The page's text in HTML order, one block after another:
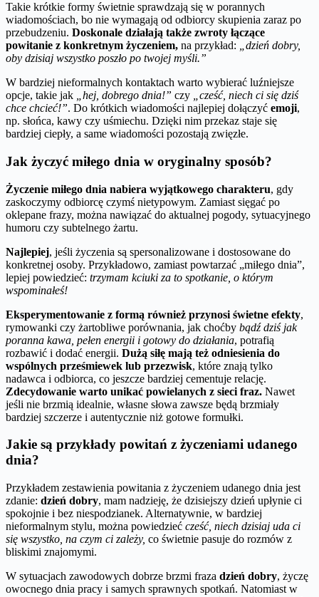
Takie krótkie formy świetnie sprawdzają się w porannych
wiadomościach, bo nie wymagają od odbiorcy skupienia zaraz po
przebudzeniu. Doskonale działają także zwroty łączące
powitanie z konkretnym życzeniem, na przykład:
„dzień dobry,
oby dzisiaj wszystko poszło po twojej myśli.”
W bardziej nieformalnych kontaktach warto wybierać luźniejsze
opcje, takie jak
„hej, dobrego dnia!” czy
„cześć, niech ci się dziś
chce chcieć!”. Do krótkich wiadomości najlepiej dołączyć emoji,
np. słońca, kawy czy uśmiechu. Dzięki nim przekaz staje się
bardziej ciepły, a same wiadomości pozostają zwięzłe.
Jak życzyć miłego dnia w oryginalny sposób?
Życzenie miłego dnia nabiera wyjątkowego charakteru, gdy
zaskoczymy odbiorcę czymś nietypowym. Zamiast sięgać po
oklepane frazy, można nawiązać do aktualnej pogody, sytuacyjnego
humoru czy subtelnego żartu.
Najlepiej, jeśli życzenia są spersonalizowane i dostosowane do
konkretnej osoby. Przykładowo, zamiast powtarzać „miłego dnia”,
lepiej powiedzieć: trzymam kciuki za to spotkanie, o którym
wspominałeś!
Eksperymentowanie z formą również przynosi świetne efekty,
rymowanki czy żartobliwe porównania, jak choćby bądź dziś jak
poranna kawa, pełen energii i gotowy do działania, potrafią
rozbawić i dodać energii. Dużą siłę mają też odniesienia do
wspólnych prześmiewek lub przezwisk, które znają tylko
nadawca i odbiorca, co jeszcze bardziej cementuje relację.
Zdecydowanie warto unikać powielanych z sieci fraz. Nawet
jeśli nie brzmią idealnie, własne słowa zawsze będą brzmiały
bardziej szczerze i autentycznie niż gotowe formułki.
Jakie są przykłady powitań z życzeniami udanego
dnia?
Przykładem zestawienia powitania z życzeniem udanego dnia jest
zdanie: dzień dobry, mam nadzieję, że dzisiejszy dzień upłynie ci
spokojnie i bez niespodzianek. Alternatywnie, w bardziej
nieformalnym stylu, można powiedzieć cześć, niech dzisiaj uda ci
się wszystko, na czym ci zależy, co świetnie pasuje do rozmów z
bliskimi znajomymi.
W sytuacjach zawodowych dobrze brzmi fraza dzień dobry, życzę
owocnego dnia pracy i samych sprawnych spotkań. Natomiast w